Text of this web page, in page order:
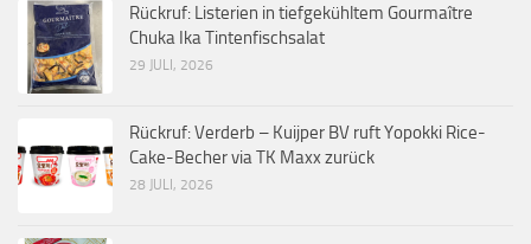
Rückruf: Listerien in tiefgekühltem Gourmaître
Chuka Ika Tintenfischsalat
29 JULI, 2026
Rückruf: Verderb – Kuijper BV ruft Yopokki Rice-
Cake-Becher via TK Maxx zurück
28 JULI, 2026